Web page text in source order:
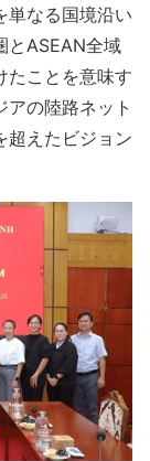
単なる国境沿い
とASEAN全域
たことを意味す
の陸路ネット
超えたビジョン